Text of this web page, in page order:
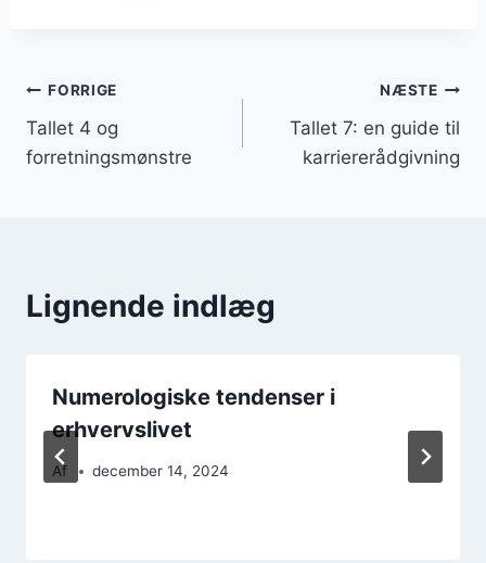
Indlægsnavigation
FORRIGE
Tallet 4 og
forretningsmønstre
NÆSTE
Tallet 7: en guide til
karriererådgivning
Lignende indlæg
Numerologiske tendenser i
erhvervslivet
Af december 14, 2024